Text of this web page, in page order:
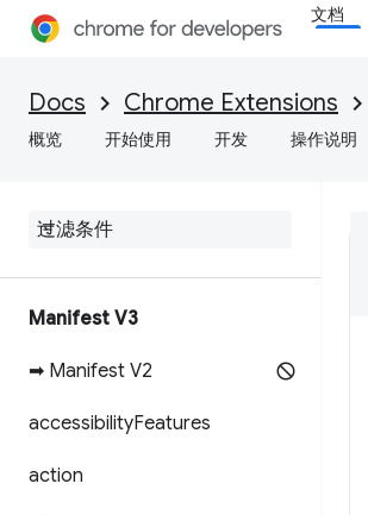
文档
Docs Chrome Extensions
概览 开始使用 开发 操作说明
Manifest V3
➡ Manifest V2
accessibilityFeatures
action